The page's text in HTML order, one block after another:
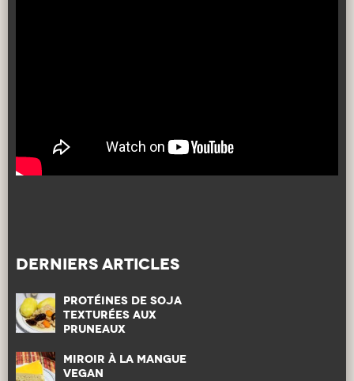
DERNIERS ARTICLES
Protéines de Soja
Texturées aux
pruneaux
Miroir à la mangue
vegan